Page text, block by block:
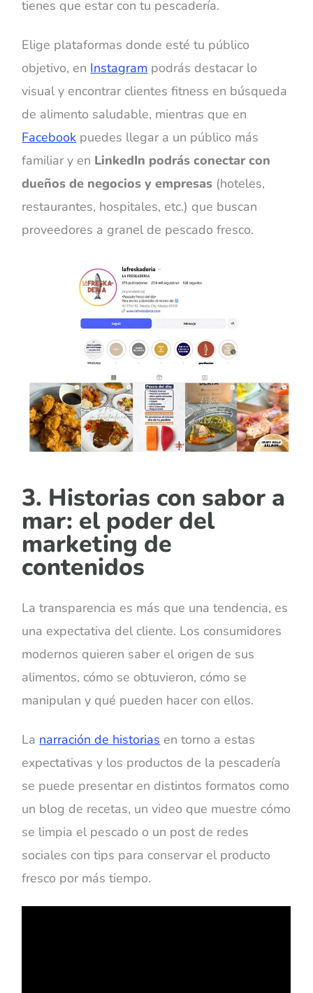
tienes que estar con tu pescadería.
Elige plataformas donde esté tu público
objetivo, en Instagram podrás destacar lo
visual y encontrar clientes fitness en búsqueda
de alimento saludable, mientras que en
Facebook puedes llegar a un público más
familiar y en LinkedIn podrás conectar con
dueños de negocios y empresas (hoteles,
restaurantes, hospitales, etc.) que buscan
proveedores a granel de pescado fresco.
3. Historias con sabor a
mar: el poder del
marketing de
contenidos
La transparencia es más que una tendencia, es
una expectativa del cliente. Los consumidores
modernos quieren saber el origen de sus
alimentos, cómo se obtuvieron, cómo se
manipulan y qué pueden hacer con ellos.
La narración de historias en torno a estas
expectativas y los productos de la pescadería
se puede presentar en distintos formatos como
un blog de recetas, un video que muestre cómo
se limpia el pescado o un post de redes
sociales con tips para conservar el producto
fresco por más tiempo.